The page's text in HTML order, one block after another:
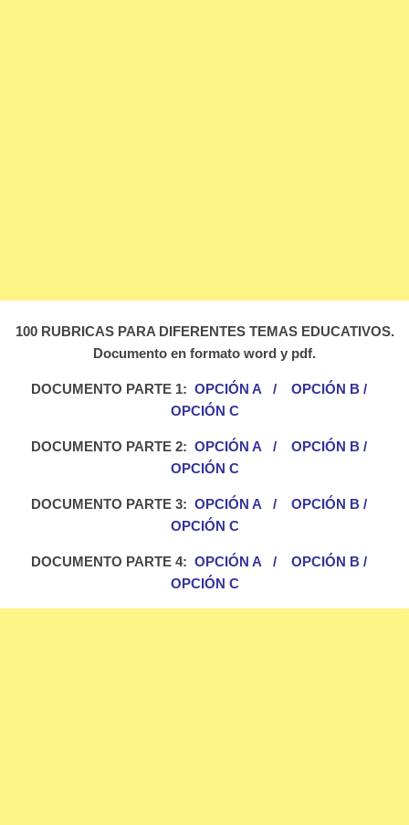
100 RUBRICAS PARA DIFERENTES TEMAS EDUCATIVOS.
Documento en formato word y pdf.
DOCUMENTO PARTE 1: OPCIÓN A / OPCIÓN B /
OPCIÓN C
DOCUMENTO PARTE 2: OPCIÓN A / OPCIÓN B /
OPCIÓN C
DOCUMENTO PARTE 3: OPCIÓN A / OPCIÓN B /
OPCIÓN C
DOCUMENTO PARTE 4: OPCIÓN A / OPCIÓN B /
OPCIÓN C